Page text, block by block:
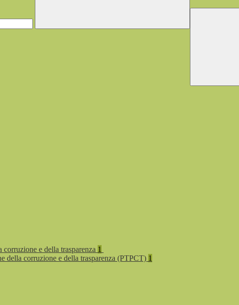
e della trasparenza 1
della corruzione e della trasparenza (PTPCT) 1